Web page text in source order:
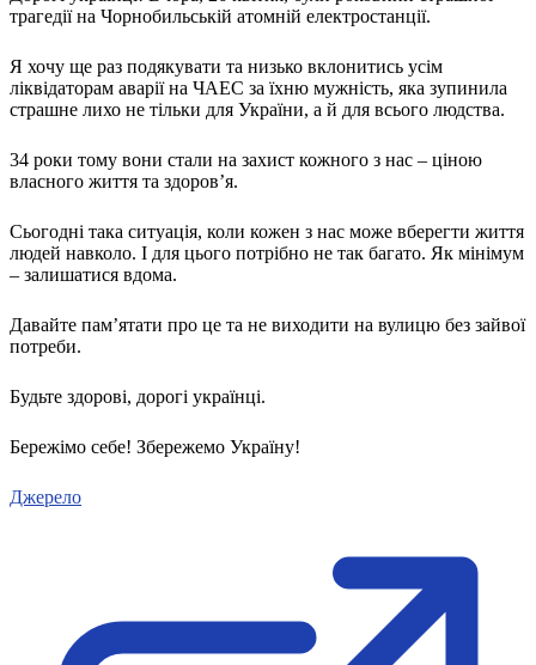
трагедії на Чорнобильській атомній електростанції.
Я хочу ще раз подякувати та низько вклонитись усім
ліквідаторам аварії на ЧАЕС за їхню мужність, яка зупинила
страшне лихо не тільки для України, а й для всього людства.
34 роки тому вони стали на захист кожного з нас – ціною
власного життя та здоров’я.
Сьогодні така ситуація, коли кожен з нас може вберегти життя
людей навколо. І для цього потрібно не так багато. Як мінімум
– залишатися вдома.
Давайте пам’ятати про це та не виходити на вулицю без зайвої
потреби.
Будьте здорові, дорогі українці.
Бережімо себе! Збережемо Україну!
Джерело